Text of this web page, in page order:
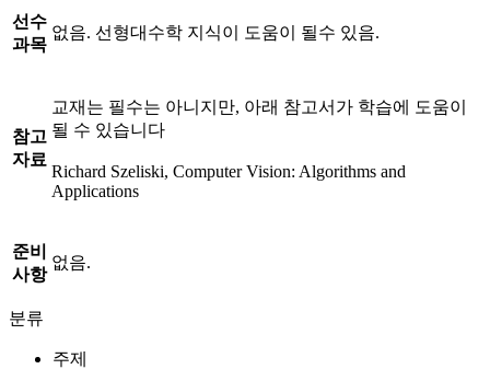
선수
과목
없음. 선형대수학 지식이 도움이 될수 있음.
참고
자료
교재는 필수는 아니지만, 아래 참고서가 학습에 도움이
될 수 있습니다
Richard Szeliski, Computer Vision: Algorithms and
Applications
준비
사항
없음.
분류
주제